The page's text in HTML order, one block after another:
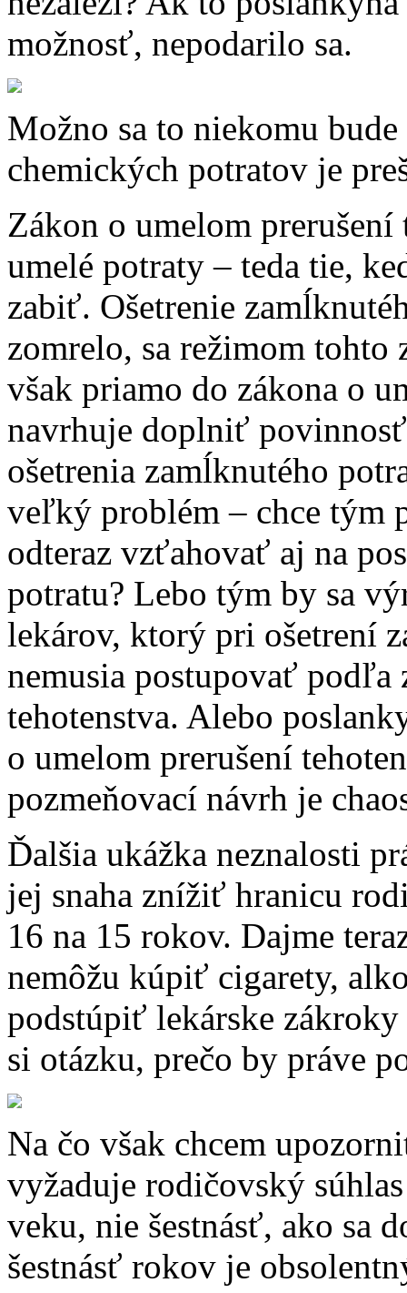
možnosť, nepodarilo sa.
Možno sa to niekomu
chemických potratov je
Zákon o umelom
umelé potraty – teda tie,
zabiť. Ošetrenie
zomrelo, sa režimom tohto
však priamo do zákona o
navrhuje doplniť
ošetrenia zamĺknutého
veľký problém – chce tým
odteraz vzťahovať aj na
potratu? Lebo tým by sa
lekárov, ktorý pri ošetrení
nemusia postupovať podľa
tehotenstva. Alebo
o umelom prerušení
pozmeňovací návrh je
Ďalšia ukážka neznalosti
jej snaha znížiť hranicu
16 na 15 rokov. Dajme
nemôžu kúpiť cigarety,
podstúpiť lekárske
si otázku, prečo by práve
Na čo však chcem
vyžaduje rodičovský
veku, nie šestnásť, ako sa
šestnásť rokov je